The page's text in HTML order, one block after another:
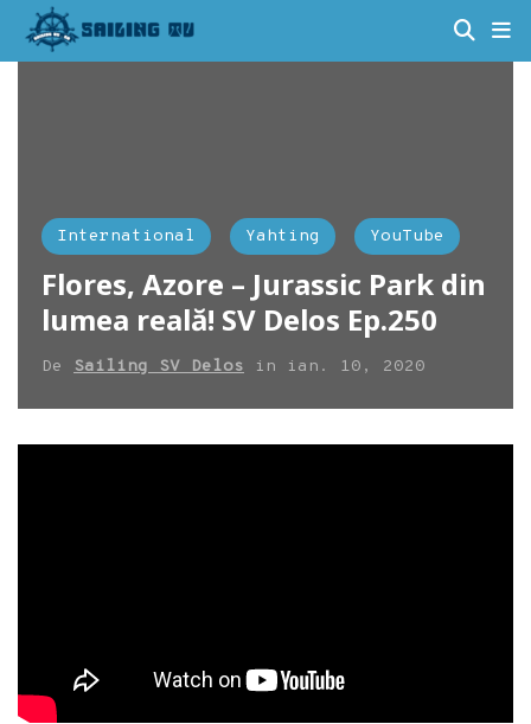
International Yahting YouTube
Flores, Azore – Jurassic Park din
lumea reală! SV Delos Ep.250
De Sailing SV Delos in ian. 10, 2020